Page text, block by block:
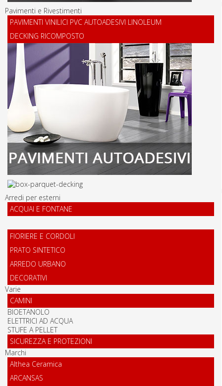
Pavimenti e Rivestimenti
PAVIMENTI VINILICI PVC AUTOADESIVI LINOLEUM
DECKING RICOMPOSTO
Arredi per esterni
ACQUAI E FONTANE
FIORIERE E CORDOLI
PRATO SINTETICO
ARREDO URBANO
DECORATIVI
Varie
CAMINI
BIOETANOLO
ELETTRICI AD ACQUA
STUFE A PELLET
SICUREZZA E PROTEZIONI
Marchi
Althea Ceramica
ARCANSAS